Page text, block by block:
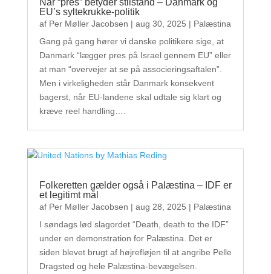
EU’s syltekrukke-politik
af Per Møller Jacobsen | aug 30, 2025 | Palæstina
Gang på gang hører vi danske politikere sige, at
Danmark “lægger pres på Israel gennem EU” eller
at man “overvejer at se på associeringsaftalen”.
Men i virkeligheden står Danmark konsekvent
bagerst, når EU-landene skal udtale sig klart og
kræve reel handling….
Folkeretten gælder også i Palæstina – IDF er
et legitimt mål
af Per Møller Jacobsen | aug 28, 2025 | Palæstina
I søndags lød slagordet “Death, death to the IDF”
under en demonstration for Palæstina. Det er
siden blevet brugt af højrefløjen til at angribe Pelle
Dragsted og hele Palæstina-bevægelsen.